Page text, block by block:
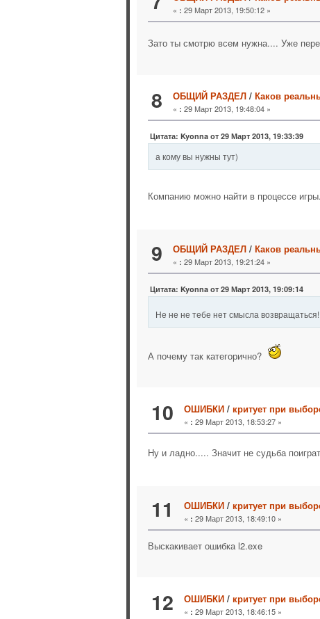
« : 29 Март 2013, 19:50:12 »
Зато ты смотрю всем нужна.... Уже
8 ОБЩИЙ РАЗДЕЛ/ Каков
« : 29 Март 2013, 19:48:04 »
Цитата: Kyonna от 29 Март 2013, 19:33:39
а кому вы нужны тут)
Компанию можно найти в процессе
9 ОБЩИЙ РАЗДЕЛ/ Каков
« : 29 Март 2013, 19:21:24 »
Цитата: Kyonna от 29 Март 2013, 19:09:14
Не не не тебе нет смысла возвращаться!
А почему так категорично?
10 ОШИБКИ/ критует при
« : 29 Март 2013, 18:53:27 »
Ну и ладно..... Значит не судьба
11 ОШИБКИ/ критует при
« : 29 Март 2013, 18:49:10 »
Выскакивает ошибка l2.exe
12 ОШИБКИ/ критует при
« : 29 Март 2013, 18:46:15 »